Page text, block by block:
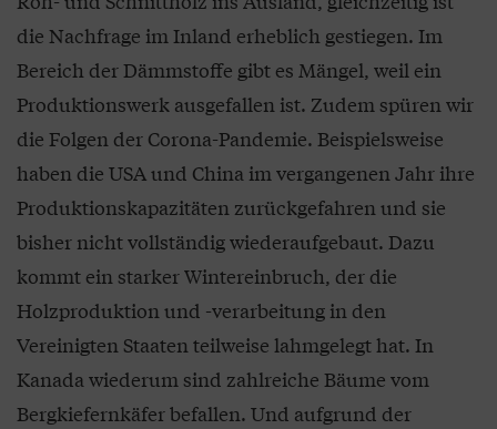
die Nachfrage im Inland erheblich gestiegen. Im
Bereich der Dämmstoffe gibt es Mängel, weil ein
Produktionswerk ausgefallen ist. Zudem spüren wir
die Folgen der Corona-Pandemie. Beispielsweise
haben die USA und China im vergangenen Jahr ihre
Produktionskapazitäten zurückgefahren und sie
bisher nicht vollständig wiederaufgebaut. Dazu
kommt ein starker Wintereinbruch, der die
Holzproduktion und -verarbeitung in den
Vereinigten Staaten teilweise lahmgelegt hat. In
Kanada wiederum sind zahlreiche Bäume vom
Bergkiefernkäfer befallen. Und aufgrund der